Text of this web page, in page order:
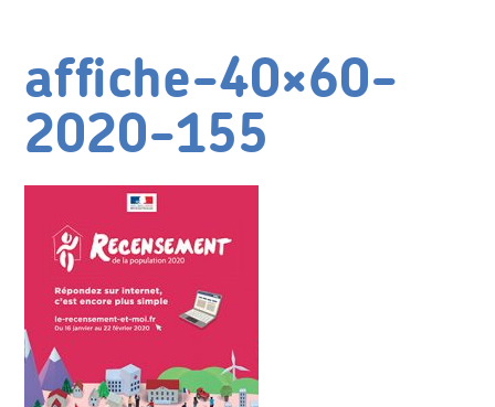
affiche-40×60-
2020-155